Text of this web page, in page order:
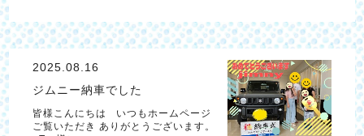
2025.08.16
ジムニー納車でした
皆様こんにちは いつもホームページ
ご覧いただき ありがとうございます。